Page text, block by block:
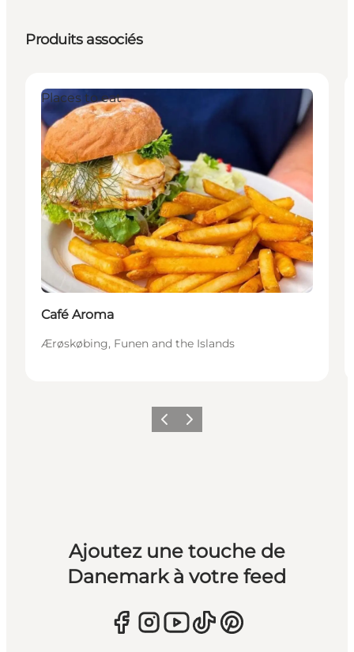
Produits associés
Places to eat
Café Aroma
Ærøskøbing, Funen and the Islands
PrécédentSuivant
Ajoutez une touche de
Danemark à votre feed